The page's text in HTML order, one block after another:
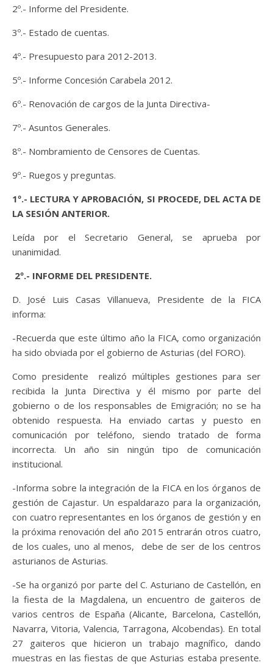
2º.- Informe del Presidente.
3º.- Estado de cuentas.
4º.- Presupuesto para 2012-2013.
5º.- Informe Concesión Carabela 2012.
6º.- Renovación de cargos de la Junta Directiva-
7º.- Asuntos Generales.
8º.- Nombramiento de Censores de Cuentas.
9º.- Ruegos y preguntas.
1º.- LECTURA Y APROBACIÓN, SI PROCEDE, DEL ACTA DE
LA SESIÓN ANTERIOR.
Leída por el Secretario General, se aprueba por
unanimidad.
2º.- INFORME DEL PRESIDENTE.
D. José Luis Casas Villanueva, Presidente de la FICA
informa:
-Recuerda que este último año la FICA, como organización
ha sido obviada por el gobierno de Asturias (del FORO).
Como presidente realizó múltiples gestiones para ser
recibida la Junta Directiva y él mismo por parte del
gobierno o de los responsables de Emigración; no se ha
obtenido respuesta. Ha enviado cartas y puesto en
comunicación por teléfono, siendo tratado de forma
incorrecta. Un año sin ningún tipo de comunicación
institucional.
-Informa sobre la integración de la FICA en los órganos de
gestión de Cajastur. Un espaldarazo para la organización,
con cuatro representantes en los órganos de gestión y en
la próxima renovación del año 2015 entrarán otros cuatro,
de los cuales, uno al menos, debe de ser de los centros
asturianos de Asturias.
-Se ha organizó por parte del C. Asturiano de Castellón, en
la fiesta de la Magdalena, un encuentro de gaiteros de
varios centros de España (Alicante, Barcelona, Castellón,
Navarra, Vitoria, Valencia, Tarragona, Alcobendas). En total
27 gaiteros que hicieron un trabajo magnífico, dando
muestras en las fiestas de que Asturias estaba presente.